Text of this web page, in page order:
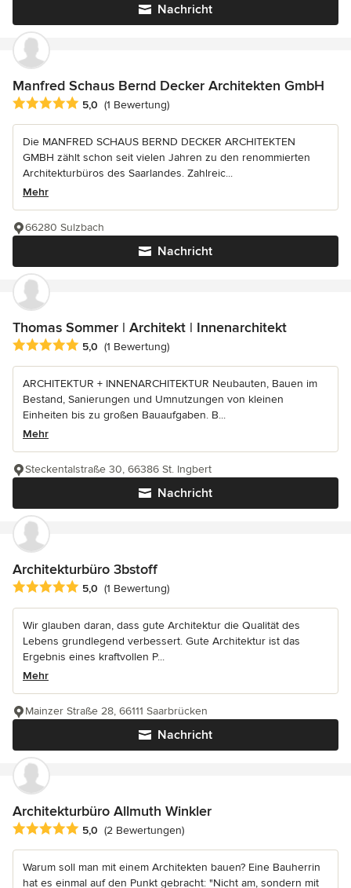
Nachricht
Manfred Schaus Bernd Decker Architekten GmbH
Durchschnittliche Bewertung: 5 von 5 Sternen
5,0 (1 Bewertung)
Die MANFRED SCHAUS BERND DECKER ARCHITEKTEN
GMBH zählt schon seit vielen Jahren zu den renommierten
Architekturbüros des Saarlandes. Zahlreic...
Mehr
Nachricht
66280 Sulzbach
Thomas Sommer | Architekt | Innenarchitekt
Durchschnittliche Bewertung: 5 von 5 Sternen
5,0 (1 Bewertung)
ARCHITEKTUR + INNENARCHITEKTUR Neubauten, Bauen im
Bestand, Sanierungen und Umnutzungen von kleinen
Einheiten bis zu großen Bauaufgaben. B...
Mehr
Nachricht
Steckentalstraße 30, 66386 St. Ingbert
Architekturbüro 3bstoff
Durchschnittliche Bewertung: 5 von 5 Sternen
5,0 (1 Bewertung)
Wir glauben daran, dass gute Architektur die Qualität des
Lebens grundlegend verbessert. Gute Architektur ist das
Ergebnis eines kraftvollen P...
Mehr
Nachricht
Mainzer Straße 28, 66111 Saarbrücken
Architekturbüro Allmuth Winkler
Durchschnittliche Bewertung: 5 von 5 Sternen
5,0 (2 Bewertungen)
Warum soll man mit einem Architekten bauen? Eine Bauherrin
hat es einmal auf den Punkt gebracht: "Nicht am, sondern mit